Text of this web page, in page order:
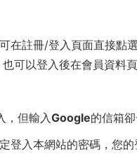
在註冊/登入頁面直接
可以登入後在會員資料頁
但輸入Google的信箱
登入本網站的密碼，您